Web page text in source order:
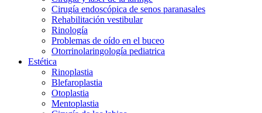
Cirugía endoscópica de senos paranasales
Rehabilitación vestibular
Rinología
Problemas de oído en el buceo
Otorrinolaringología pediatrica
Estética
Rinoplastia
Blefaroplastia
Otoplastia
Mentoplastia